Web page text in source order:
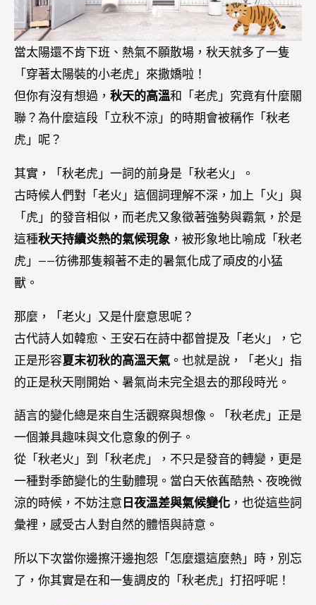
當太陽還不肯下班、熱氣不願散場，秋天就多了一隻
「穿著太陽裝的小老虎」來撒嬌啦！
但你有沒有想過， 秋天的高溫和「老虎」究竟有什麼關
聯？為什麼這段「立秋不涼」的時期會被稱作「秋老
虎」呢？
其實，「秋老虎」一詞的前身是「秋老火」。
古時候人們對「老火」這個詞理解不深，加上「火」與
「虎」的發音相似，而老虎又象徵著強勢與霸氣，於是
這種秋天持續炎熱的氣候現象 ，被形象地比喻成「秋老
虎」——彷彿那隻賴著不走的暑氣化成了頑皮的小猛
獸。
那麼，「老火」又是什麼意思呢？
古代詩人如韓愈、王安石在詩中都曾提及「老火」，它
正是形容夏末初秋的高溫天氣 。也就是說，「老火」指
的正是秋天剛開始、暑氣尚未完全退去的那段時光。
語言的變化總是來自生活觀察與想像。「秋老虎」正是
一個兼具趣味與文化意象的例子。
從「秋老火」到「秋老虎」，不只是發音的轉變，更是
一種對季節變化的生動體現。當白天依舊酷熱、夜晚微
涼的時候，不妨注意 日夜溫差與氣候變化 ，也從這些詞
彙裡，感受古人對自然的體悟與詩意。
所以下次當你邊擦汗邊抱怨「怎麼還這麼熱」時，別忘
了，你其實是在和一隻調皮的「秋老虎」打招呼呢！